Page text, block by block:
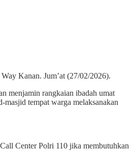
Kanan. Jum’at (27/02/2026).
menjamin rangkaian ibadah umat
tempat warga melaksanakan
Center Polri 110 jika membutuhkan